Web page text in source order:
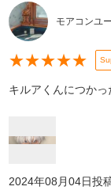
モアコンユ
★★★★★
キルアくんにつか
2024年08月04日投